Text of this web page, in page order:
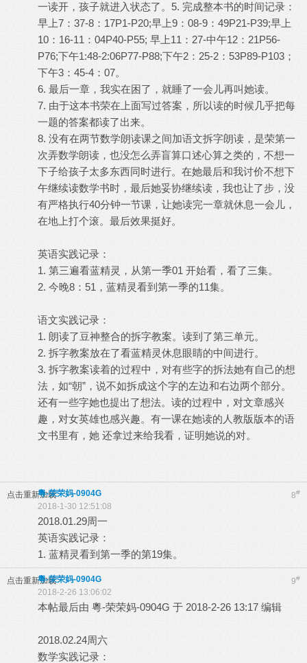
一读开，孩子就进入状态了。5. 完成整本书的时间记录：
早上7：37-8：17P1-P20;早上9：08-9：49P21-P39;早上
10：16-11：04P40-P55; 早上11：27-中午12：21P56-
P76;下午1:48-2:06P77-P88;下午2：25-2：53P89-P103；
下午3：45-4：07。
6. 最后一章，我实在困了，就睡了一会儿再叫她读。
7. 由于这本书荣在上面写过答案，所以读的时候几乎把每
一题的答案都读了出来。
8. 没有在两节数学朗读课之间加语文拆字朗读，是荣第一
次弄数学朗读，也没怎么弄盲算口述心算之类的，不想一
下子给孩子太多东西同时进行。在她最后和我讨价不想下
午继续读数学书时，最后她妥协继续读，我也让了步，没
有严格执行40分钟一节课，让她读完一章就休息一会儿，
在地上打个滚。最后效果挺好。
英语实践记录：
1. 第三遍看蓝精灵，从第一季01 开始看，看了三集。
2. 今晚8：51，蓝精灵看到第一季的11集。
语文实践记录：
1. 朗读了豆神整合的拆字教案。读到了第三单元。
2. 拆字教案放在了看蓝精灵休息眼睛的中间进行。
3. 拆字教案读着的过程中，对有些字的拆法她有自己的想
法，如“朝”，说不如拆成这个字的左边和右边两个部分。
还有一些字她也提出了想法。读的过程中，对文章感兴
趣，对女英雄也感兴趣。有一课在她读的人教版版本的语
文书里有，她 还拿过来给我看，证明她说的对。
点击重新加载 8#
粵-荣荣妈-0904G
2018-1-30 12:51:08
2018.01.29周一
英语实践记录：
1. 蓝精灵看到第一季的第19集。
点击重新加载 9#
粵-荣荣妈-0904G
2018-2-26 13:06:02
本帖最后由 粵-荣荣妈-0904G 于 2018-2-26 13:17 编辑
2018.02.24周六
数学实践记录：